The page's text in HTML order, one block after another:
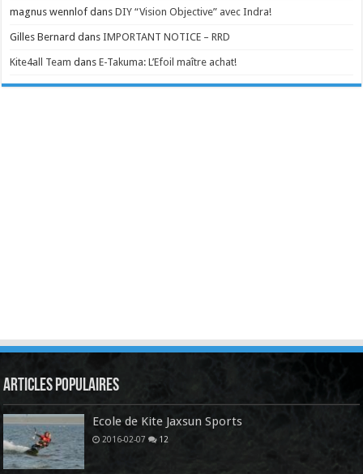
magnus wennlof dansDIY “Vision Objective” avec Indra!
Gilles Bernard dansIMPORTANT NOTICE – RRD
Kite4all Team dansE-Takuma: L’Efoil maître achat!
Articles Populaires
Ecole de Kite Jaxsun Sports
2016-02-07 12